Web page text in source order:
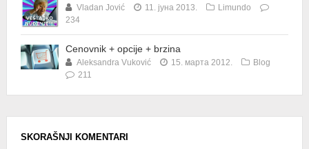
Vladan Jović 11. јуна 2013.
Limundo
234
Cenovnik + opcije + brzina
Aleksandra Vuković 15. марта 2012.
Blog
211
SKORAŠNJI KOMENTARI